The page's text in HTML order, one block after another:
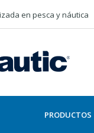
en pesca y náutica
PRODUCTOS